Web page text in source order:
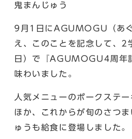
鬼まんじゅう
9月1日にAGUMOGU（あ
え、このことを記念して、2
日）で『AGUMOGU4周年
味わいました。
人気メニューのポークステ
ほか、これからが旬のさつ
ゅうも給食に登場しました。